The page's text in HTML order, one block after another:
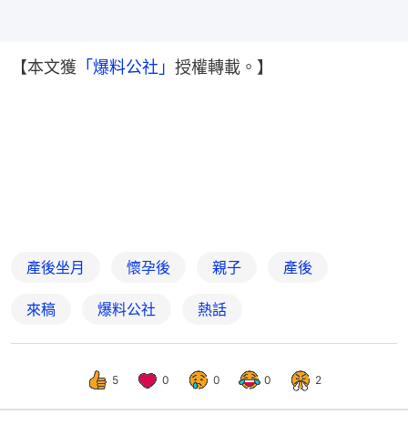
【本文獲 「爆料公社」 授權轉載。】
產後坐月 懷孕後 親子 產後
來稿 爆料公社 熱話
5 0 0 0 2